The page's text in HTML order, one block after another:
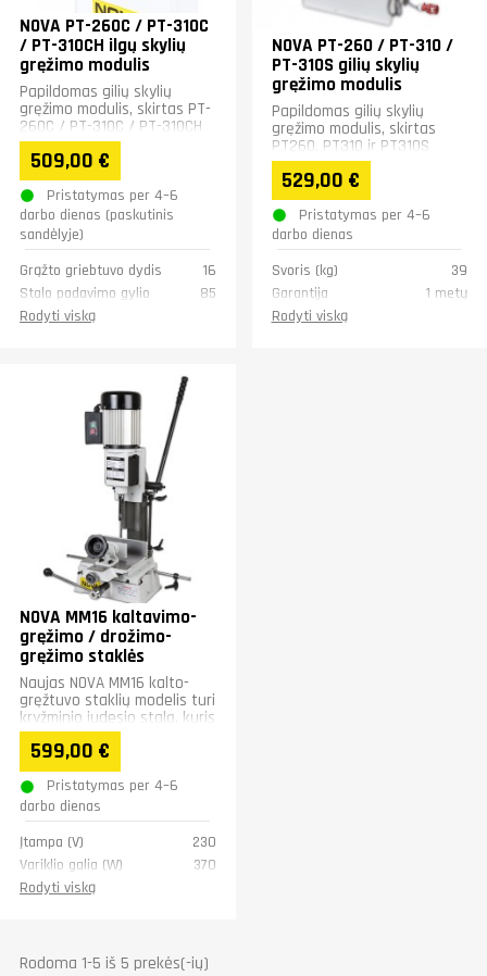
NOVA PT-260C / PT-310C
/ PT-310CH ilgų skylių
gręžimo modulis
Papildomas gilių skylių
gręžimo modulis, skirtas PT-
260C / PT-310C / PT-310CH
reismusinėms-leistuvinėms
obliavimo staklėms....
509,00 €
Pristatymas per 4–6
darbo dienas (paskutinis
sandėlyje)
Grąžto griebtuvo dydis
16
Stalo padavimo gylio
kryptimi (mm)
85
Pagrindinio stalo dydis
Rodyti viską
NOVA PT-260 / PT-310 /
PT-310S gilių skylių
gręžimo modulis
Papildomas gilių skylių
gręžimo modulis, skirtas
PT260, PT310 ir PT310S
reismusinėms-leistuvinėms
obliavimo staklėms.
Aukštos...
529,00 €
Pristatymas per 4–6
darbo dienas
Svoris (kg)
39
Garantija
1 metų
Rodyti viską
NOVA MM16 kaltavimo-
gręžimo / drožimo-
gręžimo staklės
Naujas NOVA MM16 kalto-
gręžtuvo staklių modelis turi
kryžminio judesio stalą, kuris
palengvina ruošinio
tvarkymą ir padėties...
599,00 €
Pristatymas per 4–6
darbo dienas
Įtampa (V)
230
Variklio galia (W)
370
Sukimosi greitis
100 x 40
Rodyti viską
Rodoma 1-5 iš 5 prekės(-ių)